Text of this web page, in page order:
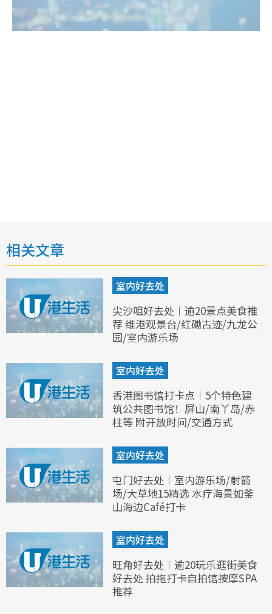
相关文章
室内好去处
尖沙咀好去处︱逾20景点美食推
荐 维港观景台/红磡古迹/九龙公
园/室内游乐场
室内好去处
香港图书馆打卡点︱5个特色建
筑公共图书馆！屏山/南丫岛/赤
柱等 附开放时间/交通方式
室内好去处
屯门好去处︱室内游乐场/射箭
场/大草地15精选 水疗海景如釜
山海边Café打卡
室内好去处
旺角好去处︱逾20玩乐逛街美食
好去处 拍拖打卡自拍馆按摩SPA
推荐